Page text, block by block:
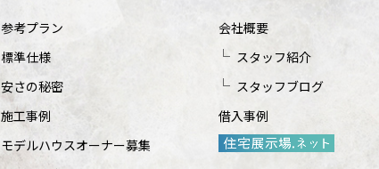
参考プラン
標準仕様
安さの秘密
施工事例
モデルハウスオーナー募集
会社概要
スタッフ紹介
スタッフブログ
借入事例